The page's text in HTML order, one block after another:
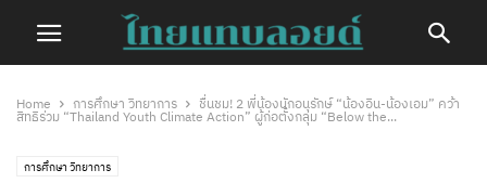
Home การศึกษา วิทยาการ
ชื่นชม! 2 พี่น้องนักอนุรักษ์ “น้องอิน-น้องเอม” คว้า
สิทธิร่วม “Thailand Youth Climate Action” ผู้ก่อตั้งกลุ่ม “Below the...
การศึกษา วิทยาการ